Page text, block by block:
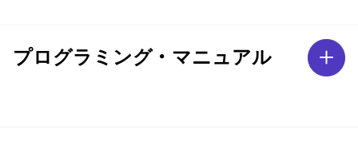
プログラミング・マニュアル